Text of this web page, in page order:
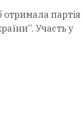
отримала партія
Участь у